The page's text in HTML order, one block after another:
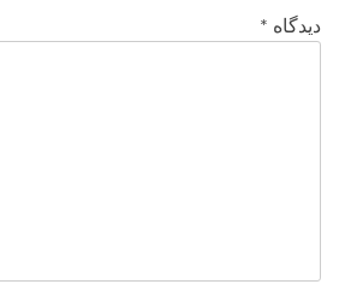
دیدگاه *